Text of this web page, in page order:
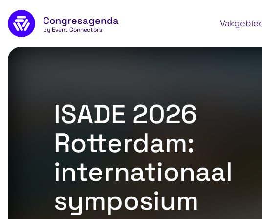
Naar de inhoud
Congresagenda
by Event Connectors
Apply filters
ISADE 2026
Rotterdam:
internationaal
symposium